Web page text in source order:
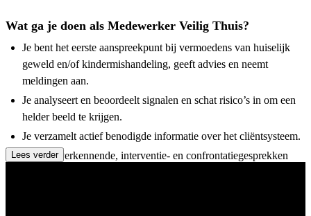
Wat ga je doen als Medewerker Veilig Thuis?
Je bent het eerste aanspreekpunt bij vermoedens van huiselijk
geweld en/of kindermishandeling, geeft advies en neemt
meldingen aan.
Je analyseert en beoordeelt signalen en schat risico’s in om een
helder beeld te krijgen.
Je verzamelt actief benodigde informatie over het cliëntsysteem.
Je voert verkennende, interventie- en confrontatiegesprekken
Lees verder